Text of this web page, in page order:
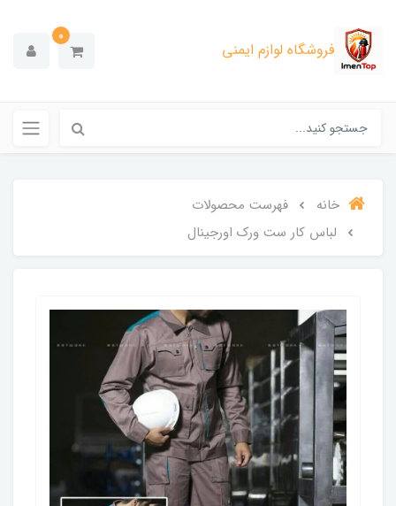
فروشگاه لوازم ایمنی
0
خانه
فهرست محصولات
لباس کار ست ورک اورجینال